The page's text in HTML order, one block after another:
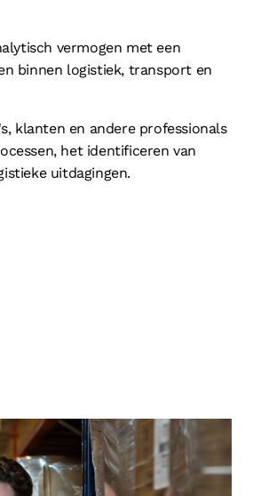
vermogen met een
binnen logistiek, transport en
klanten en andere professionals
het identificeren van
uitdagingen.